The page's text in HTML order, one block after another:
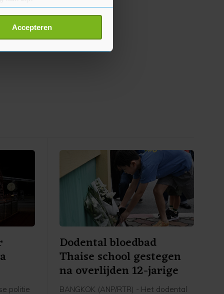
detailgedeelte
Accepteren
politie
Dodental bloedbad
Thaise school gestegen
na overlijden 12-jarige
BANGKOK (ANP/RTR) - Het dodental